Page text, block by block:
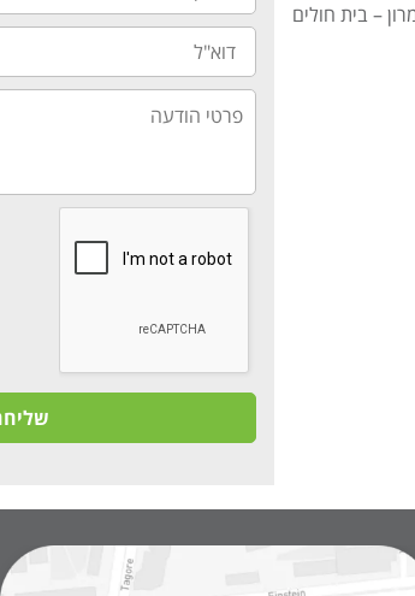
– בית חולים
דוא"ל
פרטי
הודעה